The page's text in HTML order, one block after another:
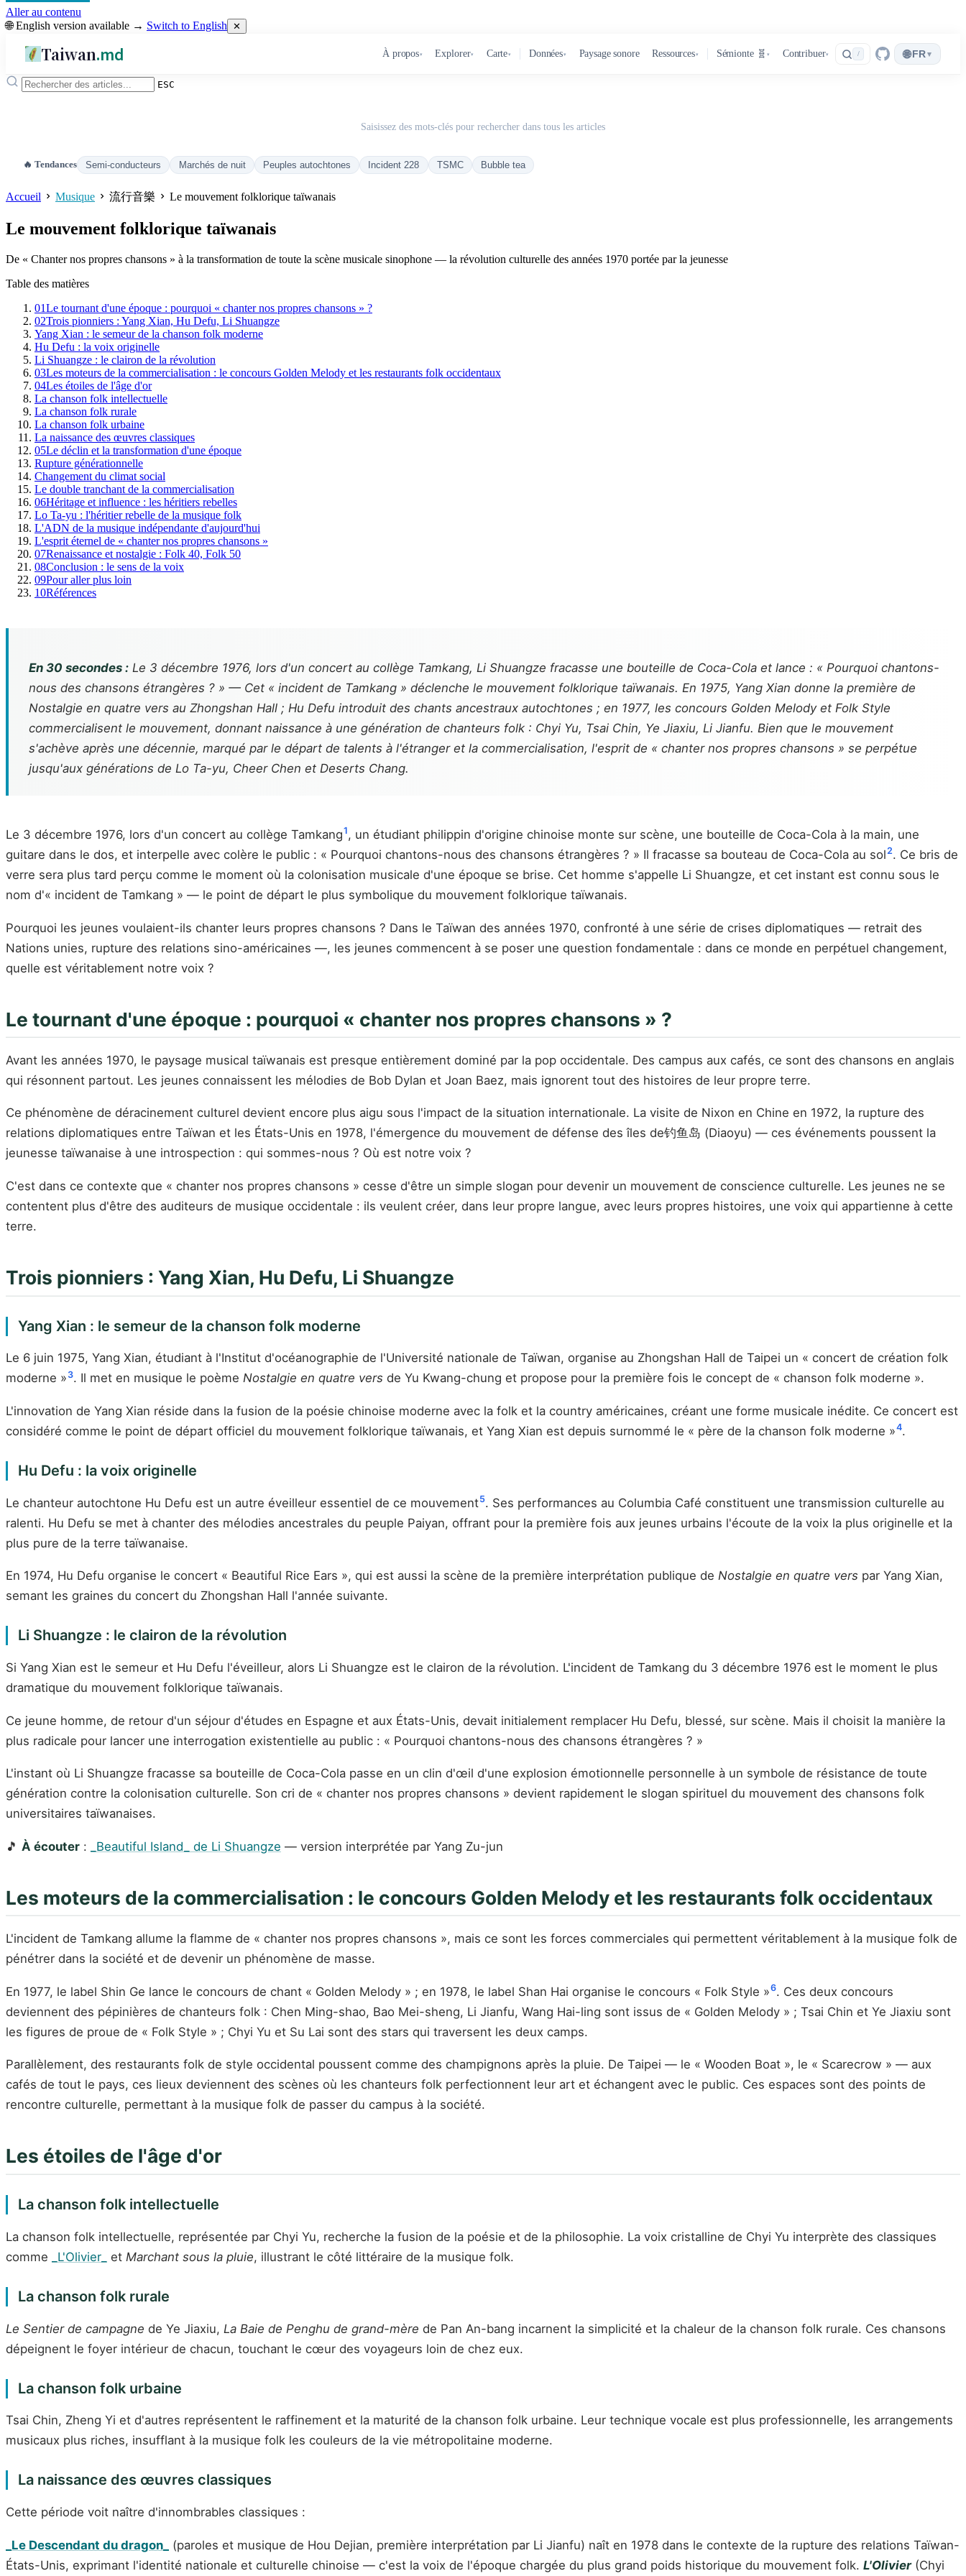
Aller au contenu
🌐 English version available → Switch to English ✕
Taiwan.md À propos▾ Explorer▾ Carte▾ Données▾ Paysage sonore Ressources▾ Sémionte 🧬 ▾ Contribuer▾ / 🌐FR ▾
ESC
Saisissez des mots-clés pour rechercher dans tous les articles
🔥 Tendances Semi-conducteurs Marchés de nuit Peuples autochtones Incident 228 TSMC Bubble tea
Accueil Musique 流行音樂 Le mouvement folklorique taïwanais
Le mouvement folklorique taïwanais
De « Chanter nos propres chansons » à la transformation de toute la scène musicale sinophone — la révolution culturelle des années 1970 portée par la jeunesse
Table des matières
01Le tournant d'une époque : pourquoi « chanter nos propres chansons » ?
02Trois pionniers : Yang Xian, Hu Defu, Li Shuangze
Yang Xian : le semeur de la chanson folk moderne
Hu Defu : la voix originelle
Li Shuangze : le clairon de la révolution
03Les moteurs de la commercialisation : le concours Golden Melody et les restaurants folk occidentaux
04Les étoiles de l'âge d'or
La chanson folk intellectuelle
La chanson folk rurale
La chanson folk urbaine
La naissance des œuvres classiques
05Le déclin et la transformation d'une époque
Rupture générationnelle
Changement du climat social
Le double tranchant de la commercialisation
06Héritage et influence : les héritiers rebelles
Lo Ta-yu : l'héritier rebelle de la musique folk
L'ADN de la musique indépendante d'aujourd'hui
L'esprit éternel de « chanter nos propres chansons »
07Renaissance et nostalgie : Folk 40, Folk 50
08Conclusion : le sens de la voix
09Pour aller plus loin
10Références
En 30 secondes : Le 3 décembre 1976, lors d'un concert au collège Tamkang, Li Shuangze fracasse une bouteille de Coca-Cola et lance : « Pourquoi chantons-
nous des chansons étrangères ? » — Cet « incident de Tamkang » déclenche le mouvement folklorique taïwanais. En 1975, Yang Xian donne la première de
Nostalgie en quatre vers au Zhongshan Hall ; Hu Defu introduit des chants ancestraux autochtones ; en 1977, les concours Golden Melody et Folk Style
commercialisent le mouvement, donnant naissance à une génération de chanteurs folk : Chyi Yu, Tsai Chin, Ye Jiaxiu, Li Jianfu. Bien que le mouvement
s'achève après une décennie, marqué par le départ de talents à l'étranger et la commercialisation, l'esprit de « chanter nos propres chansons » se perpétue
jusqu'aux générations de Lo Ta-yu, Cheer Chen et Deserts Chang.
Le 3 décembre 1976, lors d'un concert au collège Tamkang1, un étudiant philippin d'origine chinoise monte sur scène, une bouteille de Coca-Cola à la main, une
guitare dans le dos, et interpelle avec colère le public : « Pourquoi chantons-nous des chansons étrangères ? » Il fracasse sa bouteau de Coca-Cola au sol2. Ce bris de
verre sera plus tard perçu comme le moment où la colonisation musicale d'une époque se brise. Cet homme s'appelle Li Shuangze, et cet instant est connu sous le
nom d'« incident de Tamkang » — le point de départ le plus symbolique du mouvement folklorique taïwanais.
Pourquoi les jeunes voulaient-ils chanter leurs propres chansons ? Dans le Taïwan des années 1970, confronté à une série de crises diplomatiques — retrait des
Nations unies, rupture des relations sino-américaines —, les jeunes commencent à se poser une question fondamentale : dans ce monde en perpétuel changement,
quelle est véritablement notre voix ?
Le tournant d'une époque : pourquoi « chanter nos propres chansons » ?
Avant les années 1970, le paysage musical taïwanais est presque entièrement dominé par la pop occidentale. Des campus aux cafés, ce sont des chansons en anglais
qui résonnent partout. Les jeunes connaissent les mélodies de Bob Dylan et Joan Baez, mais ignorent tout des histoires de leur propre terre.
Ce phénomène de déracinement culturel devient encore plus aigu sous l'impact de la situation internationale. La visite de Nixon en Chine en 1972, la rupture des
relations diplomatiques entre Taïwan et les États-Unis en 1978, l'émergence du mouvement de défense des îles de钓鱼岛 (Diaoyu) — ces événements poussent la
jeunesse taïwanaise à une introspection : qui sommes-nous ? Où est notre voix ?
C'est dans ce contexte que « chanter nos propres chansons » cesse d'être un simple slogan pour devenir un mouvement de conscience culturelle. Les jeunes ne se
contentent plus d'être des auditeurs de musique occidentale : ils veulent créer, dans leur propre langue, avec leurs propres histoires, une voix qui appartienne à cette
terre.
Trois pionniers : Yang Xian, Hu Defu, Li Shuangze
Yang Xian : le semeur de la chanson folk moderne
Le 6 juin 1975, Yang Xian, étudiant à l'Institut d'océanographie de l'Université nationale de Taïwan, organise au Zhongshan Hall de Taipei un « concert de création folk
moderne » 3. Il met en musique le poèmeNostalgie en quatre vers de Yu Kwang-chung et propose pour la première fois le concept de « chanson folk moderne ».
L'innovation de Yang Xian réside dans la fusion de la poésie chinoise moderne avec la folk et la country américaines, créant une forme musicale inédite. Ce concert est
considéré comme le point de départ officiel du mouvement folklorique taïwanais, et Yang Xian est depuis surnommé le « père de la chanson folk moderne »4.
Hu Defu : la voix originelle
Le chanteur autochtone Hu Defu est un autre éveilleur essentiel de ce mouvement5. Ses performances au Columbia Café constituent une transmission culturelle au
ralenti. Hu Defu se met à chanter des mélodies ancestrales du peuple Paiyan, offrant pour la première fois aux jeunes urbains l'écoute de la voix la plus originelle et la
plus pure de la terre taïwanaise.
En 1974, Hu Defu organise le concert « Beautiful Rice Ears », qui est aussi la scène de la première interprétation publique de Nostalgie en quatre vers par Yang Xian,
semant les graines du concert du Zhongshan Hall l'année suivante.
Li Shuangze : le clairon de la révolution
Si Yang Xian est le semeur et Hu Defu l'éveilleur, alors Li Shuangze est le clairon de la révolution. L'incident de Tamkang du 3 décembre 1976 est le moment le plus
dramatique du mouvement folklorique taïwanais.
Ce jeune homme, de retour d'un séjour d'études en Espagne et aux États-Unis, devait initialement remplacer Hu Defu, blessé, sur scène. Mais il choisit la manière la
plus radicale pour lancer une interrogation existentielle au public : « Pourquoi chantons-nous des chansons étrangères ? »
L'instant où Li Shuangze fracasse sa bouteille de Coca-Cola passe en un clin d'œil d'une explosion émotionnelle personnelle à un symbole de résistance de toute
génération contre la colonisation culturelle. Son cri de « chanter nos propres chansons » devient rapidement le slogan spirituel du mouvement des chansons folk
universitaires taïwanaises.
🎵 À écouter : _Beautiful Island_ de Li Shuangze — version interprétée par Yang Zu-jun
Les moteurs de la commercialisation : le concours Golden Melody et les restaurants folk occidentaux
L'incident de Tamkang allume la flamme de « chanter nos propres chansons », mais ce sont les forces commerciales qui permettent véritablement à la musique folk de
pénétrer dans la société et de devenir un phénomène de masse.
En 1977, le label Shin Ge lance le concours de chant « Golden Melody » ; en 1978, le label Shan Hai organise le concours « Folk Style »6. Ces deux concours
deviennent des pépinières de chanteurs folk : Chen Ming-shao, Bao Mei-sheng, Li Jianfu, Wang Hai-ling sont issus de « Golden Melody » ; Tsai Chin et Ye Jiaxiu sont
les figures de proue de « Folk Style » ; Chyi Yu et Su Lai sont des stars qui traversent les deux camps.
Parallèlement, des restaurants folk de style occidental poussent comme des champignons après la pluie. De Taipei — le « Wooden Boat », le « Scarecrow » — aux
cafés de tout le pays, ces lieux deviennent des scènes où les chanteurs folk perfectionnent leur art et échangent avec le public. Ces espaces sont des points de
rencontre culturelle, permettant à la musique folk de passer du campus à la société.
Les étoiles de l'âge d'or
La chanson folk intellectuelle
La chanson folk intellectuelle, représentée par Chyi Yu, recherche la fusion de la poésie et de la philosophie. La voix cristalline de Chyi Yu interprète des classiques
comme
_L'Olivier_ et Marchant sous la pluie, illustrant le côté littéraire de la musique folk.
La chanson folk rurale
Le Sentier de campagne de Ye Jiaxiu, La Baie de Penghu de grand-mère de Pan An-bang incarnent la simplicité et la chaleur de la chanson folk rurale. Ces chansons
dépeignent le foyer intérieur de chacun, touchant le cœur des voyageurs loin de chez eux.
La chanson folk urbaine
Tsai Chin, Zheng Yi et d'autres représentent le raffinement et la maturité de la chanson folk urbaine. Leur technique vocale est plus professionnelle, les arrangements
musicaux plus riches, insufflant à la musique folk les couleurs de la vie métropolitaine moderne.
La naissance des œuvres classiques
Cette période voit naître d'innombrables classiques :
_Le Descendant du dragon_
(paroles et musique de Hou Dejian, première interprétation par Li Jianfu) naît en 1978 dans le contexte de la rupture des relations Taïwan-
États-Unis, exprimant l'identité nationale et culturelle chinoise — c'est la voix de l'époque chargée du plus grand poids historique du mouvement folk. L'Olivier(Chyi